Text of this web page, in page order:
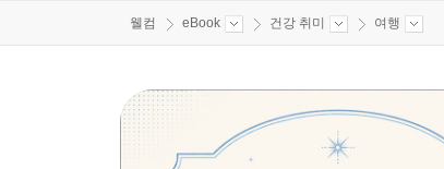
웰컴 eBook 건강 취미 여행